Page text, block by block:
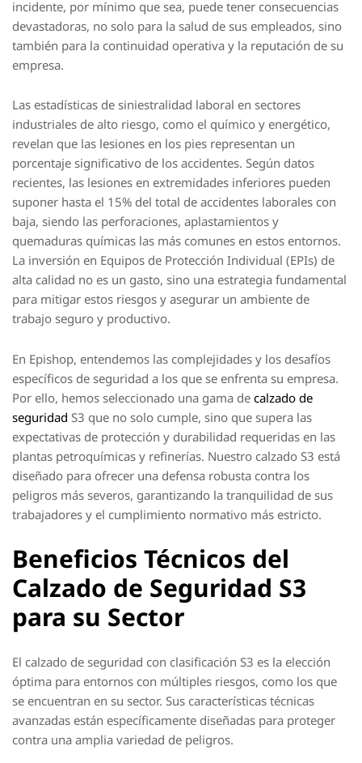
incidente, por mínimo que sea, puede tener consecuencias
devastadoras, no solo para la salud de sus empleados, sino
también para la continuidad operativa y la reputación de su
empresa.
Las estadísticas de siniestralidad laboral en sectores
industriales de alto riesgo, como el químico y energético,
revelan que las lesiones en los pies representan un
porcentaje significativo de los accidentes. Según datos
recientes, las lesiones en extremidades inferiores pueden
suponer hasta el 15% del total de accidentes laborales con
baja, siendo las perforaciones, aplastamientos y
quemaduras químicas las más comunes en estos entornos.
La inversión en Equipos de Protección Individual (EPIs) de
alta calidad no es un gasto, sino una estrategia fundamental
para mitigar estos riesgos y asegurar un ambiente de
trabajo seguro y productivo.
En Epishop, entendemos las complejidades y los desafíos
específicos de seguridad a los que se enfrenta su empresa.
Por ello, hemos seleccionado una gama de calzado de
seguridad S3 que no solo cumple, sino que supera las
expectativas de protección y durabilidad requeridas en las
plantas petroquímicas y refinerías. Nuestro calzado S3 está
diseñado para ofrecer una defensa robusta contra los
peligros más severos, garantizando la tranquilidad de sus
trabajadores y el cumplimiento normativo más estricto.
Beneficios Técnicos del
Calzado de Seguridad S3
para su Sector
El calzado de seguridad con clasificación S3 es la elección
óptima para entornos con múltiples riesgos, como los que
se encuentran en su sector. Sus características técnicas
avanzadas están específicamente diseñadas para proteger
contra una amplia variedad de peligros.